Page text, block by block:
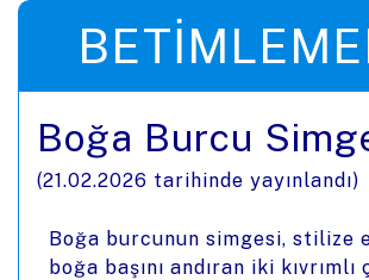
Boğa Burcu
(21.02.2026 tarihinde yayınlandı)
Boğa burcunun simgesi, stilize
boğa başını andıran iki
Menüye zıpla